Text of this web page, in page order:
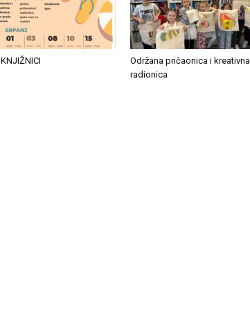
Održana pričaonica i kreativna
radionica